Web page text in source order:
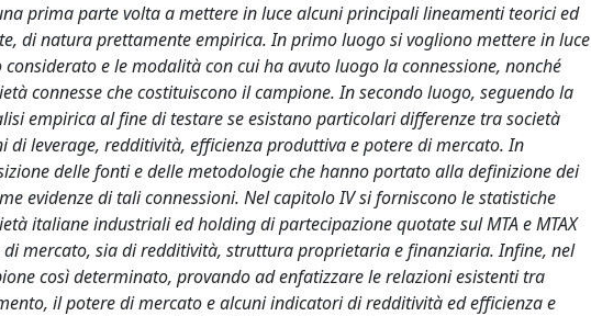
prima parte volta a mettere in luce alcuni principali lineamenti teorici ed
di natura prettamente empirica. In primo luogo si vogliono mettere in luce
e le modalità con cui ha avuto luogo la connessione, nonché
connesse che costituiscono il campione. In secondo luogo, seguendo la
empirica al fine di testare se esistano particolari differenze tra società
di leverage, redditività, efficienza produttiva e potere di mercato. In
delle fonti e delle metodologie che hanno portato alla definizione dei
evidenze di tali connessioni. Nel capitolo IV si forniscono le statistiche
italiane industriali ed holding di partecipazione quotate sul MTA e MTAX
mercato, sia di redditività, struttura proprietaria e finanziaria. Infine, nel
così determinato, provando ad enfatizzare le relazioni esistenti tra
il potere di mercato e alcuni indicatori di redditività ed efficienza e